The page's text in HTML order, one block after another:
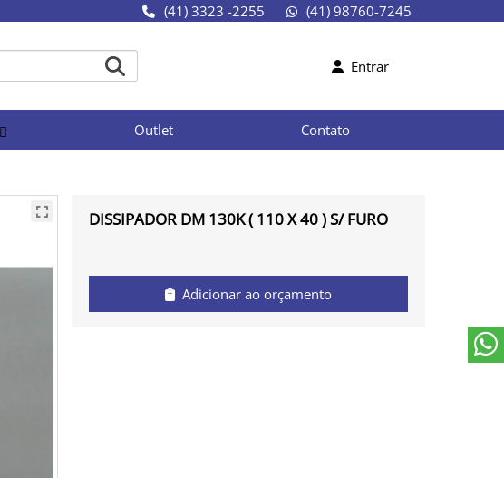
(41) 3323 -2255 (41) 98760-7245
Entrar
Outlet Contato
DISSIPADOR DM 130K ( 110 X 40 ) S/ FURO
Adicionar ao orçamento